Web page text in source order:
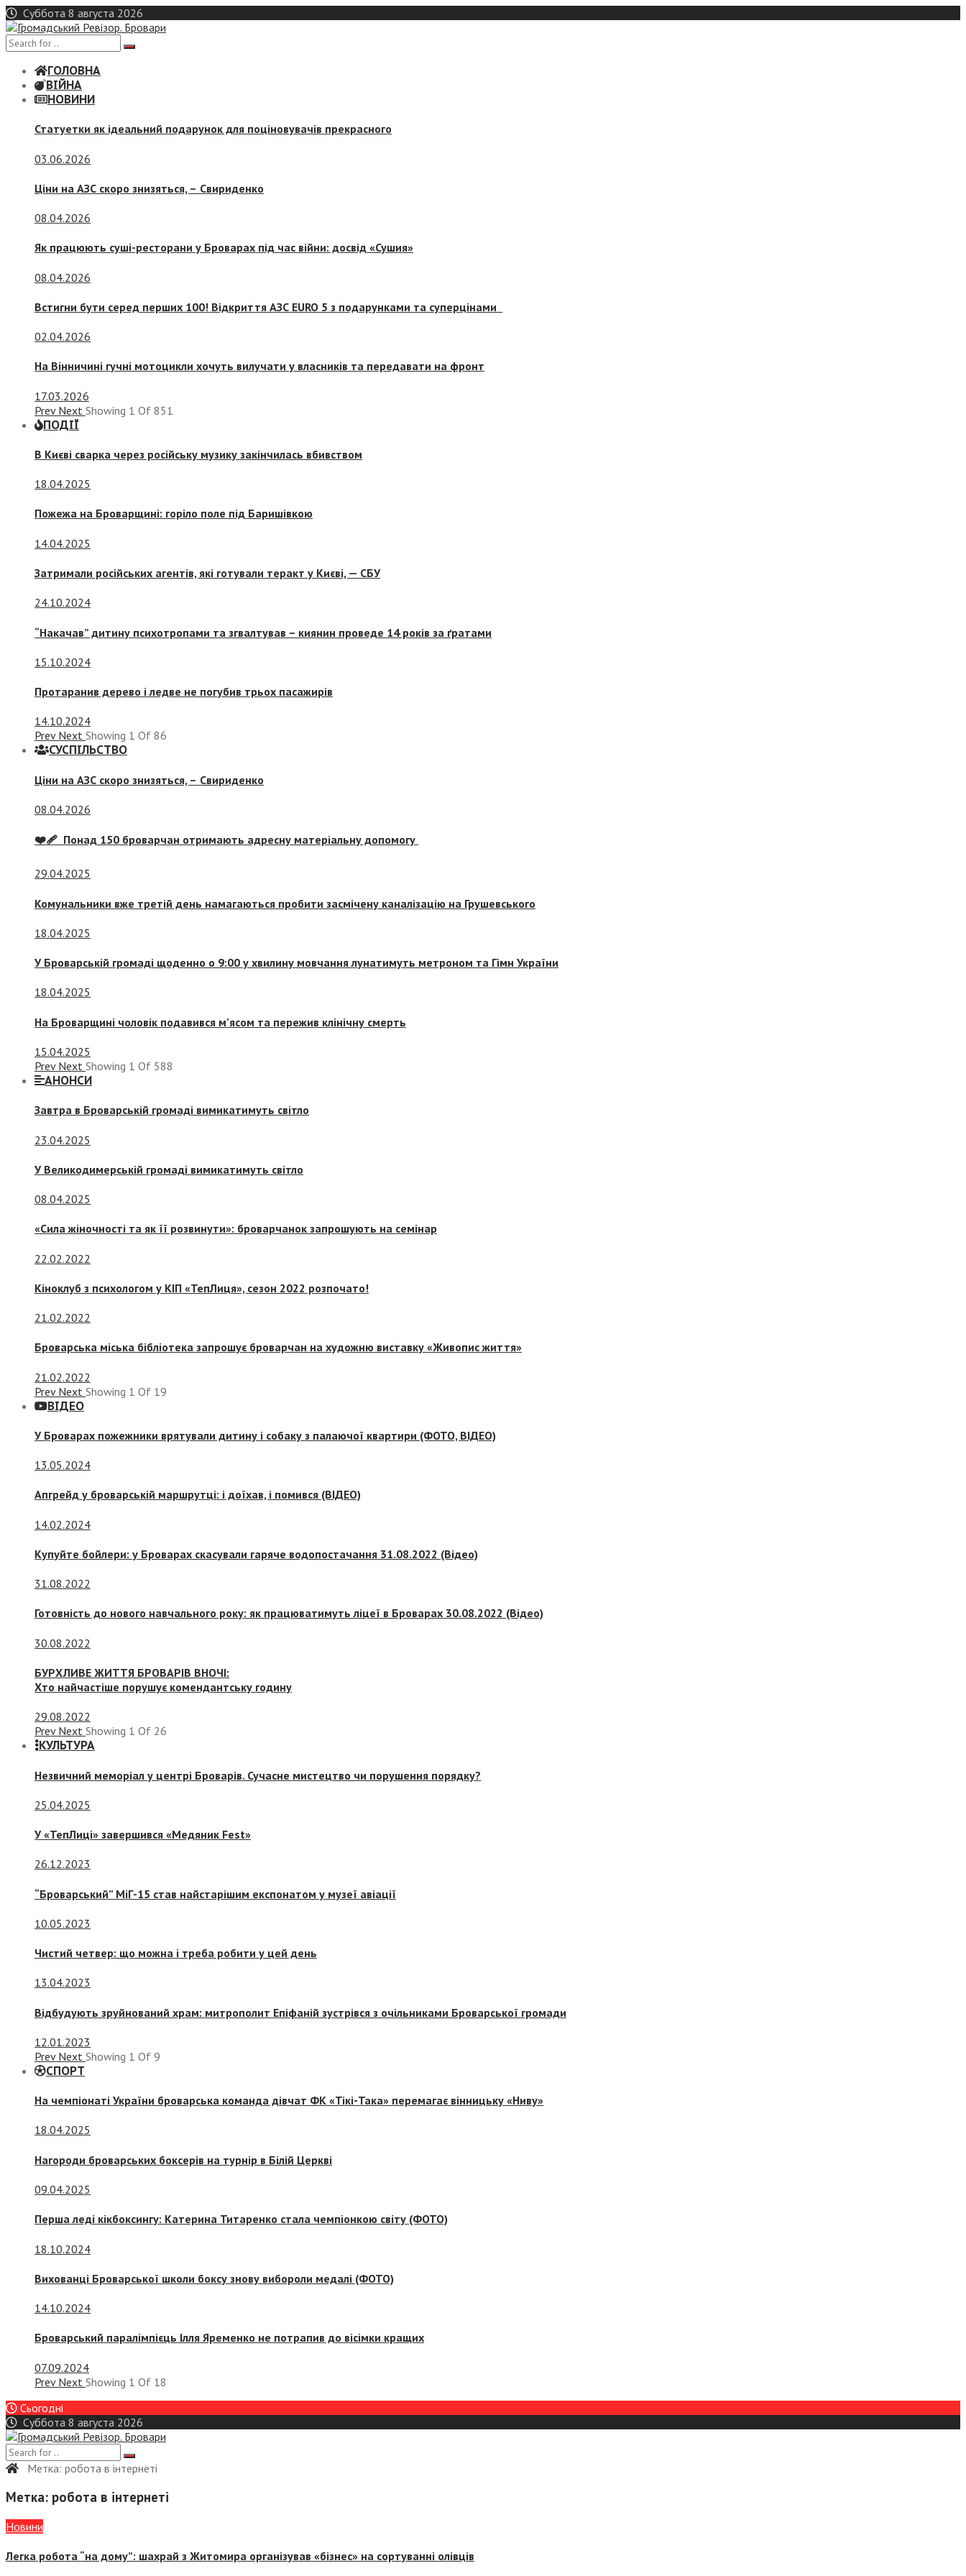
Skip
to
content
Суббота 8 августа 2026
ГОЛОВНА
ВІЙНА
НОВИНИ
Статуетки як ідеальний подарунок для поціновувачів прекрасного
03.06.2026
Ціни на АЗС скоро знизяться, – Свириденко
08.04.2026
Як працюють суші-ресторани у Броварах під час війни: досвід «Сушия»
08.04.2026
Встигни бути серед перших 100! Відкриття АЗС EURO 5 з подарунками та суперцінами
02.04.2026
На Вінничині гучні мотоцикли хочуть вилучати у власників та передавати на фронт
17.03.2026
Prev Next Showing 1 Of 851
ПОДІЇ
В Києві сварка через російську музику закінчилась вбивством
18.04.2025
Пожежа на Броварщині: горіло поле під Баришівкою
14.04.2025
Затримали російських агентів, які готували теракт у Києві, — СБУ
24.10.2024
“Накачав” дитину психотропами та згвалтував – киянин проведе 14 років за ґратами
15.10.2024
Протаранив дерево і ледве не погубив трьох пасажирів
14.10.2024
Prev Next Showing 1 Of 86
СУСПIЛЬСТВО
Ціни на АЗС скоро знизяться, – Свириденко
08.04.2026
❤️‍🩹 Понад 150 броварчан отримають адресну матеріальну допомогу
29.04.2025
Комунальники вже третій день намагаються пробити засмічену каналізацію на Грушевського
18.04.2025
У Броварській громаді щоденно о 9:00 у хвилину мовчання лунатимуть метроном та Гімн України
18.04.2025
На Броварщині чоловік подавився м’ясом та пережив клінічну смерть
15.04.2025
Prev Next Showing 1 Of 588
АНОНСИ
Завтра в Броварській громаді вимикатимуть світло
23.04.2025
У Великодимерській громаді вимикатимуть світло
08.04.2025
«Сила жіночності та як її розвинути»: броварчанок запрошують на семінар
22.02.2022
Кіноклуб з психологом у КІП «ТепЛиця», сезон 2022 розпочато!
21.02.2022
Броварська міська бібліотека запрошує броварчан на художню виставку «Живопис життя»
21.02.2022
Prev Next Showing 1 Of 19
ВІДЕО
У Броварах пожежники врятували дитину і собаку з палаючої квартири (ФОТО, ВІДЕО)
13.05.2024
Апгрейд у броварській маршрутці: і доїхав, і помився (ВІДЕО)
14.02.2024
Купуйте бойлери: у Броварах скасували гаряче водопостачання 31.08.2022 (Відео)
31.08.2022
Готовність до нового навчального року: як працюватимуть ліцеї в Броварах 30.08.2022 (Відео)
30.08.2022
БУРХЛИВЕ ЖИТТЯ БРОВАРІВ ВНОЧІ:
Хто найчастіше порушує комендантську годину
29.08.2022
Prev Next Showing 1 Of 26
КУЛЬТУРА
Незвичний меморіал у центрі Броварів. Сучасне мистецтво чи порушення порядку?
25.04.2025
У «ТепЛиці» завершився «Медяник Fest»
26.12.2023
“Броварський” МіГ-15 став найстарішим експонатом у музеї авіації
10.05.2023
Чистий четвер: що можна і треба робити у цей день
13.04.2023
Відбудують зруйнований храм: митрополит Епіфаній зустрівся з очільниками Броварської громади
12.01.2023
Prev Next Showing 1 Of 9
СПОРТ
На чемпіонаті України броварська команда дівчат ФК «Тікі-Така» перемагає вінницьку «Ниву»
18.04.2025
Нагороди броварських боксерів на турнір в Білій Церкві
09.04.2025
Перша леді кікбоксингу: Катерина Титаренко стала чемпіонкою світу (ФОТО)
18.10.2024
Вихованці Броварської школи боксу знову вибороли медалі (ФОТО)
14.10.2024
Броварський паралімпієць Ілля Яременко не потрапив до вісімки кращих
07.09.2024
Prev Next Showing 1 Of 18
Сьогодні
Суббота 8 августа 2026
Метка: робота в інтернеті
Метка: робота в інтернеті
Новини
Легка робота “на дому”: шахрай з Житомира організував «бізнес» на сортуванні олівців